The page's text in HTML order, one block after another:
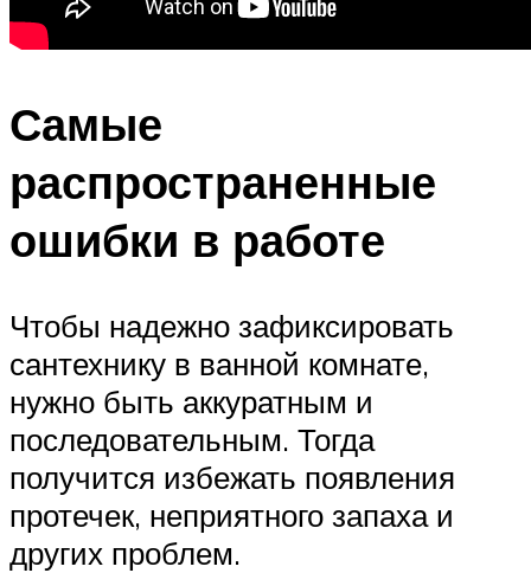
Самые
распространенные
ошибки в работе
Чтобы надежно зафиксировать
сантехнику в ванной комнате,
нужно быть аккуратным и
последовательным. Тогда
получится избежать появления
протечек, неприятного запаха и
других проблем.